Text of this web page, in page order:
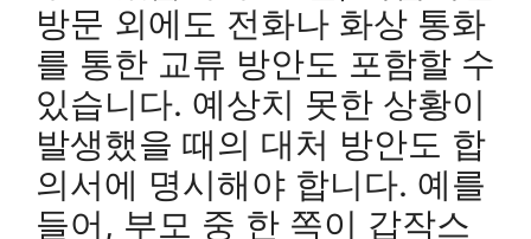
방문 외에도 전화나 화상 통화
를 통한 교류 방안도 포함할 수
있습니다. 예상치 못한 상황이
발생했을 때의 대처 방안도 합
의서에 명시해야 합니다. 예를
들어, 부모 중 한 쪽이 갑작스